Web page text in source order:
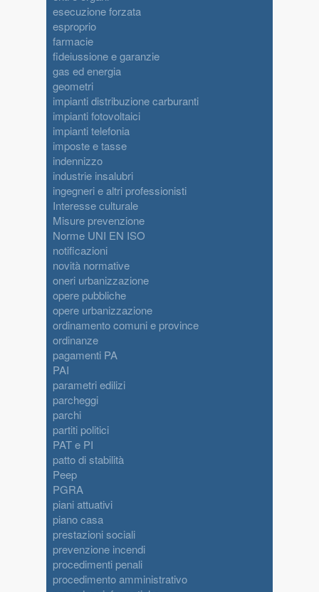
esecuzione forzata
esproprio
farmacie
fideiussione e garanzie
gas ed energia
geometri
impianti distribuzione carburanti
impianti fotovoltaici
impianti telefonia
imposte e tasse
indennizzo
industrie insalubri
ingegneri e altri professionisti
Interesse culturale
Misure prevenzione
Norme UNI EN ISO
notificazioni
novità normative
oneri urbanizzazione
opere pubbliche
opere urbanizzazione
ordinamento comuni e province
ordinanze
pagamenti PA
PAI
parametri edilizi
parcheggi
parchi
partiti politici
PAT e PI
patto di stabilità
Peep
PGRA
piani attuativi
piano casa
prestazioni sociali
prevenzione incendi
procedimenti penali
procedimento amministrativo